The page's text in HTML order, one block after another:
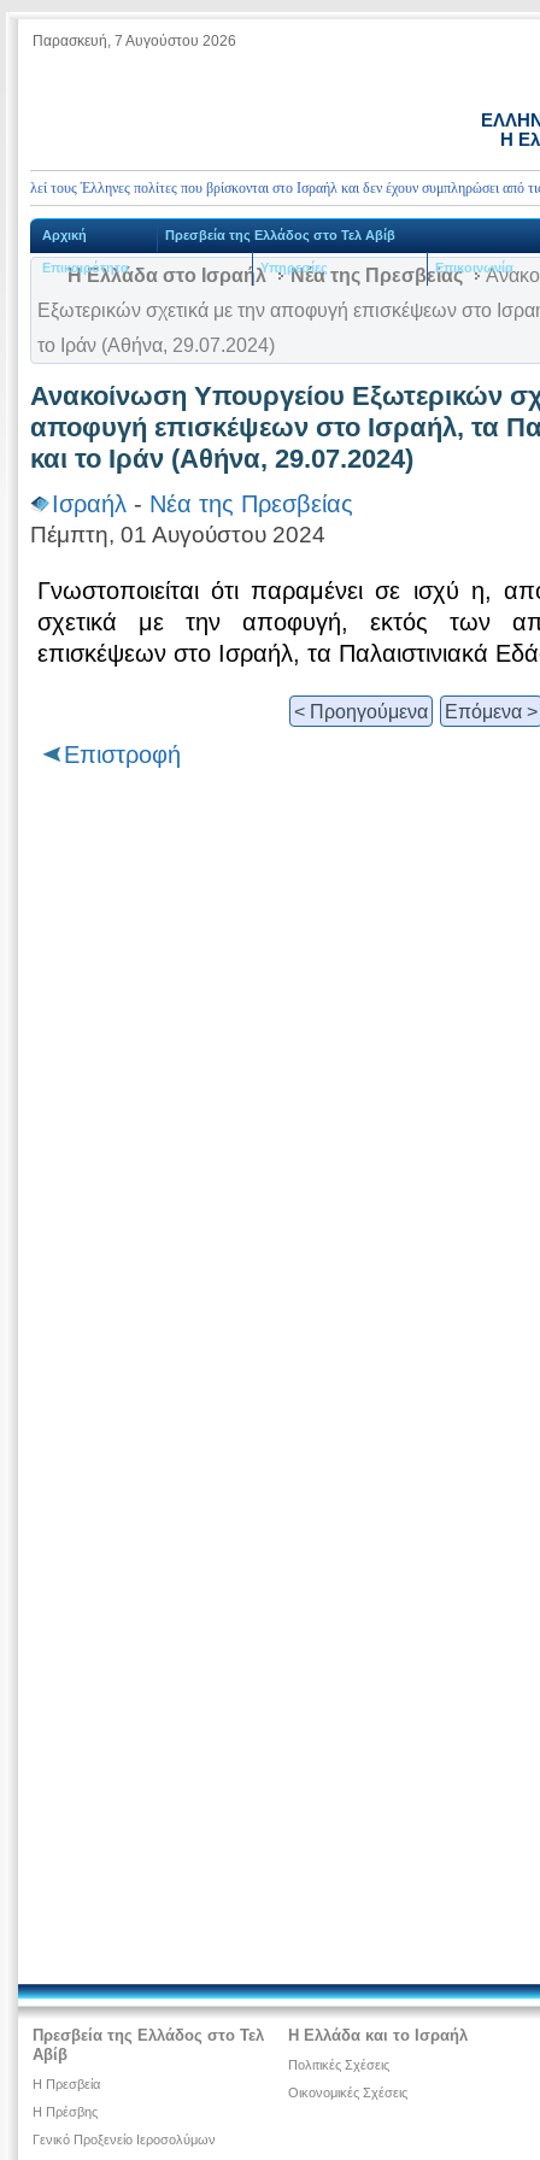
Παρασκευή, 7 Αυγούστου 2026
Η
τους Έλληνες πολίτες που βρίσκονται στο Ισραήλ και δεν έχουν συμπληρώσει από
Αρχική Πρεσβεία της Ελλάδος στο Τελ Αβίβ
Επικαιρότητα Υπηρεσίες Επικοινωνία
Η Ελλάδα στο Ισραήλ Νέα της Πρεσβείας
Εξωτερικών σχετικά με την αποφυγή επισκέψεων στο
το Ιράν (Αθήνα, 29.07.2024)
Ανακοίνωση Υπουργείου Εξωτερικών
αποφυγή επισκέψεων στο Ισραήλ, τα
και το Ιράν (Αθήνα, 29.07.2024)
Ισραήλ - Νέα της Πρεσβείας
Πέμπτη, 01 Αυγούστου 2024
Γνωστοποιείται ότι παραμένει σε ισχύ η,
σχετικά με την αποφυγή, εκτός των
επισκέψεων στο Ισραήλ, τα Παλαιστινιακά
< Προηγούμενα Επόμενα >
Επιστροφή
Πρεσβεία της Ελλάδος στο Τελ
Αβίβ
Η Πρεσβεία
H Πρέσβης
Γενικό Προξενείο Ιεροσολύμων
Η Ελλάδα και το Ισραήλ
Πολιτικές Σχέσεις
Οικονομικές Σχέσεις